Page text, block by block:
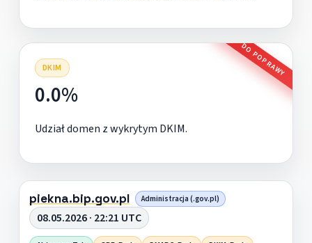
DKIM DO POPRAWY
0.0%
Udział domen z wykrytym DKIM.
piekna.bip.gov.pl Administracja (.gov.pl)
08.05.2026 · 22:21 UTC